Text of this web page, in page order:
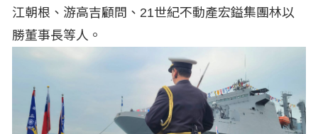
江朝根、游高吉顧問、21世紀不動產宏鎰集團林以
勝董事長等人。